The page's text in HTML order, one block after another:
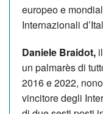
europeo e
Internazionali
Daniele Braidot,
un palmarès di
2016 e 2022,
vincitore degli